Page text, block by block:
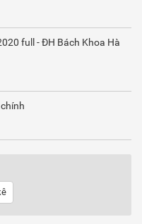
full - ĐH Bách Khoa Hà